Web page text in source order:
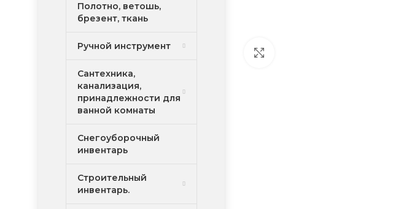
Полотно, ветошь,
брезент, ткань
Ручной инструмент
Сантехника,
канализация,
принадлежности для
ванной комнаты
Снегоуборочный
инвентарь
Строительный
инвентарь.